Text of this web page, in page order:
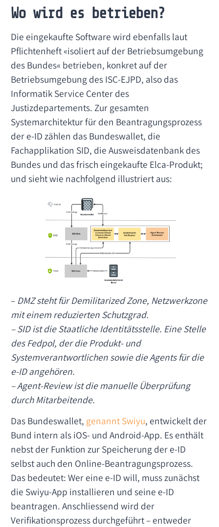
Wo wird es betrieben?
Die eingekaufte Software wird ebenfalls laut
Pflichtenheft «isoliert auf der Betriebsumgebung
des Bundes« betrieben, konkret auf der
Betriebsumgebung des ISC-EJPD, also das
Informatik Service Center des
Justizdepartements. Zur gesamten
Systemarchitektur für den Beantragungsprozess
der e-ID zählen das Bundeswallet, die
Fachapplikation SID, die Ausweisdatenbank des
Bundes und das frisch eingekaufte Elca-Produkt;
und sieht wie nachfolgend illustriert aus:
– DMZ steht für Demilitarized Zone, Netzwerkzone
mit einem reduzierten Schutzgrad.
– SID ist die Staatliche Identitätsstelle. Eine Stelle
des Fedpol, der die Produkt- und
Systemverantwortlichen sowie die Agents für die
e-ID angehören.
– Agent-Review ist die manuelle Überprüfung
durch Mitarbeitende.
Das Bundeswallet, genannt Swiyu, entwickelt der
Bund intern als iOS- und Android-App. Es enthält
nebst der Funktion zur Speicherung der e-ID
selbst auch den Online-Beantragungsprozess.
Das bedeutet: Wer eine e-ID will, muss zunächst
die Swiyu-App installieren und seine e-ID
beantragen. Anschliessend wird der
Verifikationsprozess durchgeführt – entweder